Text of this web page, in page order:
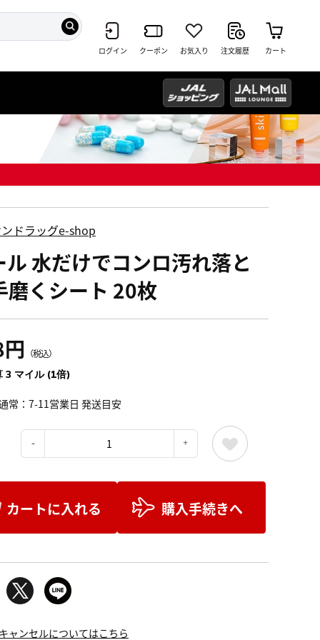
ログイン クーポン お気入り 注文履歴 カート
ドラッグe-shop
ル 水だけでコンロ汚れ落と
磨くシート 20枚
（税込）
3 マイル (1倍)
常：7-11営業日 発送目安
カートに入れる 購入手続きへ
ャンセルについてはこちら